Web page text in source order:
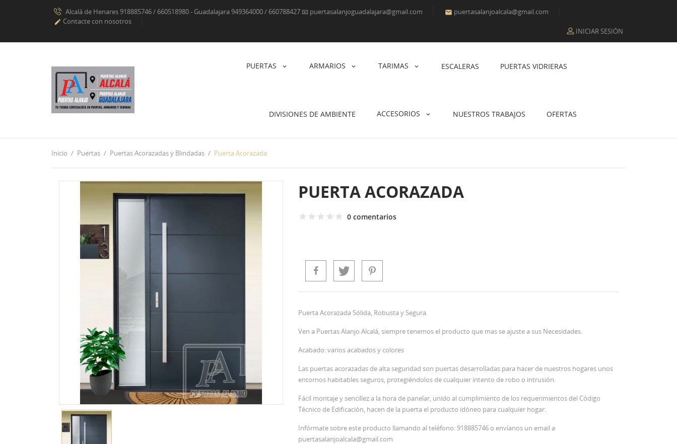
Alcalá de Henares 918885746 / 660518980 - Guadalajara 949364000 / 660788427 📧 puertasalanjoguadalajara@gmail.com  puertasalanjoalcala@gmail.com
 Contacte con nosotros
INICIAR SESIÓN
PUERTAS ARMARIOS TARIMAS ESCALERAS PUERTAS VIDRIERAS
DIVISIONES DE AMBIENTE ACCESORIOS NUESTROS TRABAJOS OFERTAS
Inicio Puertas Puertas Acorazadas y Blindadas Puerta Acorazada
PUERTA ACORAZADA
0 comentarios
Puerta Acorazada Sólida, Robusta y Segura.
Ven a Puertas Alanjo Alcalá, siempre tenemos el producto que mas se ajuste a sus Necesidades.
Acabado: varios acabados y colores
Las puertas acorazadas de alta seguridad son puertas desarrolladas para hacer de nuestros hogares unos
entornos habitables seguros, protegiéndolos de cualquier intento de robo o intrusión.
Fácil montaje y sencillez a la hora de panelar, unido al cumplimiento de los requerimientos del Código
Técnico de Edificación, hacen de la puerta el producto idóneo para cualquier hogar.
Infórmate sobre este producto llamando al teléfono: 918885746 o envíanos un email a
puertasalanjoalcala@gmail.com